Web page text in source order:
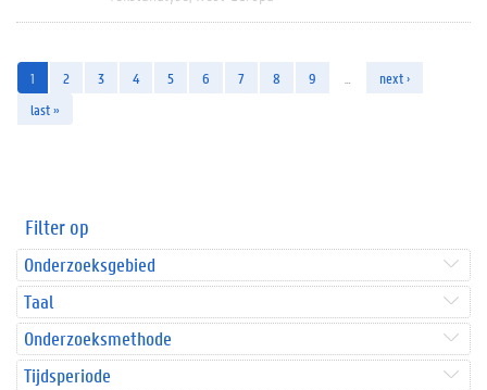
1 2 3 4 5 6 7 8 9
next ›
last »
Filter op
Onderzoeksgebied
Taal
Onderzoeksmethode
Tijdsperiode